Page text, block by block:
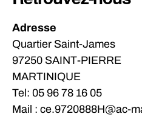
Adresse
Quartier Saint-James
97250 SAINT-PIERRE
MARTINIQUE
Tel: 05 96 78 16 05
Mail : ce.9720888H@ac-